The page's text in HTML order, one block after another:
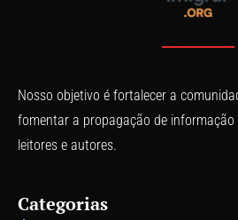
Nosso objetivo é fortalecer a
fomentar a propagação de informação
leitores e autores.
Categorias